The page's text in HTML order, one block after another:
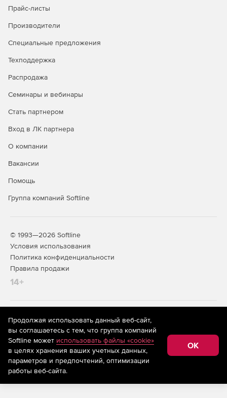
Прайс-листы
Производители
Специальные предложения
Техподдержка
Распродажа
Семинары и вебинары
Стать партнером
Вход в ЛК партнера
О компании
Вакансии
Помощь
Группа компаний Softline
© 1993—2026 Softline
Условия использования
Политика конфиденциальности
Правила продажи
14+
На информационном ресурсе store.softline.ru применяются
рекомендательные технологии
(информационные технологии
предоставления информации на основе сбора,
систематизации и анализа сведений, относящихся к
предпочтениям пользователей сети «Интернет»,
находящихся на территории Российской Федерации)
Продолжая использовать данный веб-сайт,
вы соглашаетесь с тем, что группа компаний
Softline может использовать файлы «cookie»
в целях хранения ваших учетных данных,
параметров и предпочтений, оптимизации
работы веб-сайта.
OK